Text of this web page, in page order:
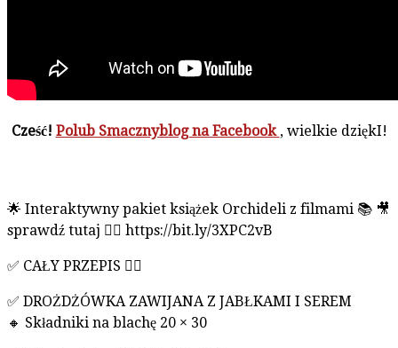
Cześć! Polub Smacznyblog na Facebook , wielkie dziękI!
🌟 Interaktywny pakiet książek Orchideli z filmami 📚 🎥
sprawdź tutaj 👉🏻 https://bit.ly/3XPC2vB
✅ CAŁY PRZEPIS 👇🏻
✅ DROŻDŻÓWKA ZAWIJANA Z JABŁKAMI I SEREM
🔸 Składniki na blachę 20 × 30